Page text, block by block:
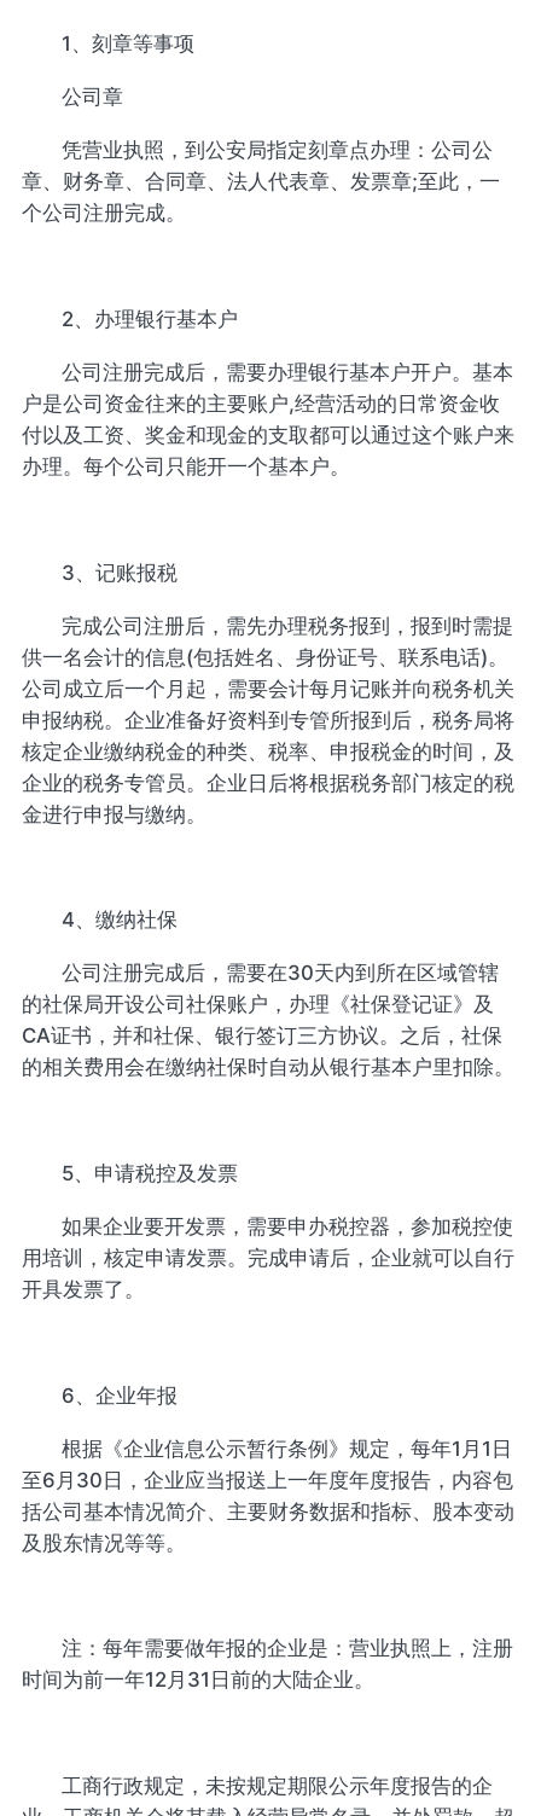
1、刻章等事项
公司章
凭营业执照，到公安局指定刻章点办理：公司公
章、财务章、合同章、法人代表章、发票章;至此，一
个公司注册完成。
2、办理银行基本户
公司注册完成后，需要办理银行基本户开户。基本
户是公司资金往来的主要账户,经营活动的日常资金收
付以及工资、奖金和现金的支取都可以通过这个账户来
办理。每个公司只能开一个基本户。
3、记账报税
完成公司注册后，需先办理税务报到，报到时需提
供一名会计的信息(包括姓名、身份证号、联系电话)。
公司成立后一个月起，需要会计每月记账并向税务机关
申报纳税。企业准备好资料到专管所报到后，税务局将
核定企业缴纳税金的种类、税率、申报税金的时间，及
企业的税务专管员。企业日后将根据税务部门核定的税
金进行申报与缴纳。
4、缴纳社保
公司注册完成后，需要在30天内到所在区域管辖
的社保局开设公司社保账户，办理《社保登记证》及
CA证书，并和社保、银行签订三方协议。之后，社保
的相关费用会在缴纳社保时自动从银行基本户里扣除。
5、申请税控及发票
如果企业要开发票，需要申办税控器，参加税控使
用培训，核定申请发票。完成申请后，企业就可以自行
开具发票了。
6、企业年报
根据《企业信息公示暂行条例》规定，每年1月1日
至6月30日，企业应当报送上一年度年度报告，内容包
括公司基本情况简介、主要财务数据和指标、股本变动
及股东情况等等。
注：每年需要做年报的企业是：营业执照上，注册
时间为前一年12月31日前的大陆企业。
工商行政规定，未按规定期限公示年度报告的企